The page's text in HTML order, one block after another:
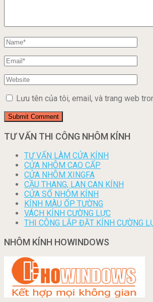
Lưu tên của tôi, email, và trang web
TƯ VẤN THI CÔNG NHÔM KÍNH
TƯ VẤN LÀM CỬA KÍNH
CỬA NHÔM CAO CẤP
CỬA NHÔM XINGFA
CẦU THANG, LAN CAN KÍNH
CỬA SỔ NHÔM KÍNH
KÍNH MÀU ỐP TƯỜNG
VÁCH KÍNH CƯỜNG LỰC
THI CÔNG LẮP ĐẶT KÍNH CƯỜNG
NHÔM KÍNH HOWINDOWS